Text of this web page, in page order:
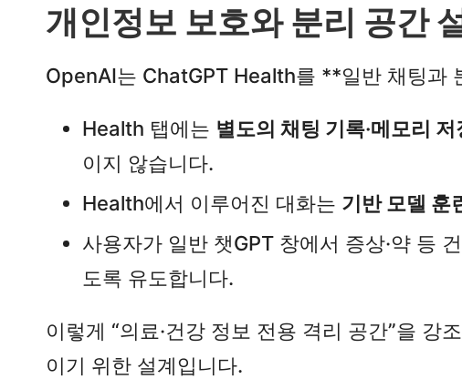
개인정보 보호와 분리 공간
OpenAI는 ChatGPT Health를 **일반 채팅과
Health 탭에는 별도의 채팅 기록·메모리 저
이지 않습니다.​
Health에서 이루어진 대화는 기반 모델 훈
사용자가 일반 챗GPT 창에서 증상·약 등
도록 유도합니다.​
이렇게 “의료·건강 정보 전용 격리 공간”을
이기 위한 설계입니다.​